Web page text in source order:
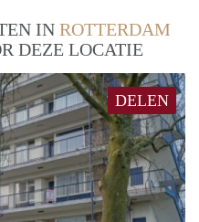
IN ROTTERDAM
DEZE LOCATIE
DELEN